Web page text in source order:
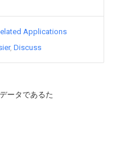
ータであるた
Applications
Discuss